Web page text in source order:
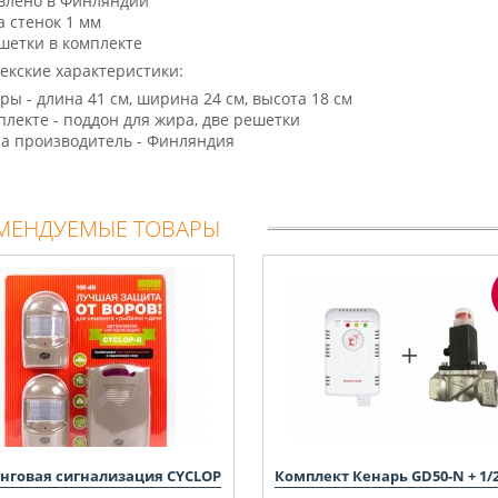
стенок 1 мм
в комплекте
характеристики:
- длина 41 см, ширина 24 см, высота 18 см
- поддон для жира, две решетки
производитель - Финляндия
ТОВАРЫ
сигнализация CYCLOP
Комплект Кенарь GD50-N + 1/